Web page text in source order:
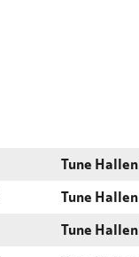
Tune Hallen
Tune Hallen
Tune Hallen